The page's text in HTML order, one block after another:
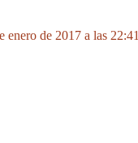
enero de 2017 a las 22:41